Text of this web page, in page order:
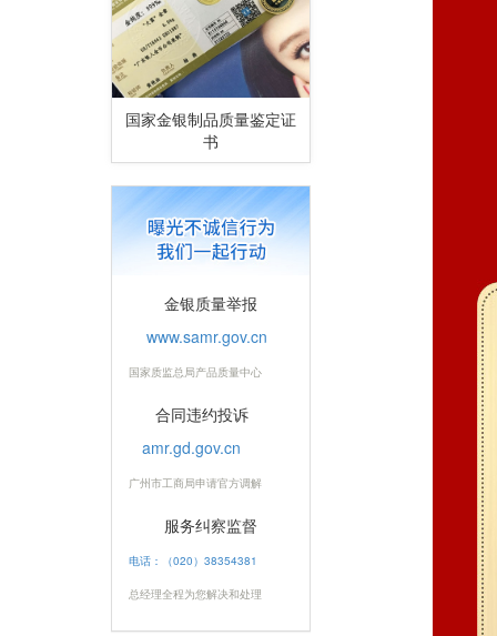
国家金银制品质量鉴定证
书
金银质量举报
www.samr.gov.cn
国家质监总局产品质量中心
合同违约投诉
amr.gd.gov.cn
广州市工商局申请官方调解
服务纠察监督
电话：（020）38354381
总经理全程为您解决和处理